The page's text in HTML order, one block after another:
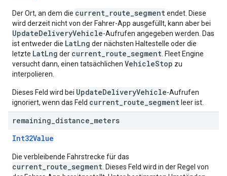
Der Ort, an dem die current_route_segmentendet. Diese
wird derzeit nicht von der Fahrer-App ausgefüllt, kann aber bei
UpdateDeliveryVehicle-Aufrufen angegeben werden. Das
ist entweder die LatLng der nächsten Haltestelle oder die
letzte LatLng der current_route_segment . Fleet Engine
versucht dann, einen tatsächlichen VehicleStop zu
interpolieren.
Dieses Feld wird bei UpdateDeliveryVehicle-Aufrufen
ignoriert, wenn das Feld current_route_segment leer ist.
remaining distance meters
Int32Value
Die verbleibende Fahrstrecke für das
current_route_segment . Dieses Feld wird in der Regel von